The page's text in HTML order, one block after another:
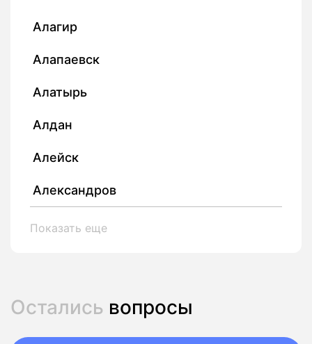
Алагир
Алапаевск
Алатырь
Алдан
Алейск
Александров
Показать еще
Остались вопросы